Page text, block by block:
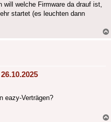
will welche Firmware da drauf ist,
startet (es leuchten dann
eazy-Verträgen?